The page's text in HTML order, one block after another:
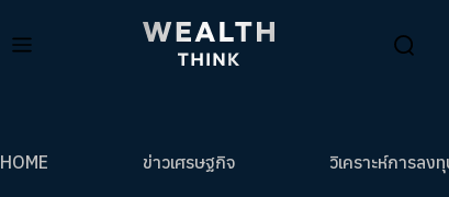
HOME ข่าวเศรษฐกิจ วิเคราะห์การลง